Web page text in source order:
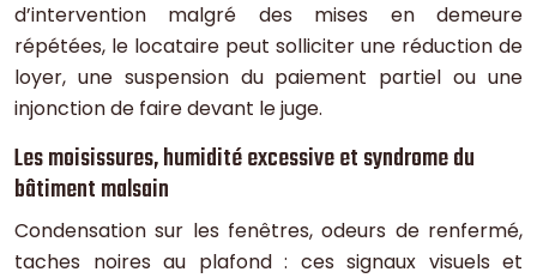
d’intervention malgré des mises en demeure
répétées, le locataire peut solliciter une réduction de
loyer, une suspension du paiement partiel ou une
injonction de faire devant le juge.
Les moisissures, humidité excessive et syndrome du
bâtiment malsain
Condensation sur les fenêtres, odeurs de renfermé,
taches noires au plafond : ces signaux visuels et